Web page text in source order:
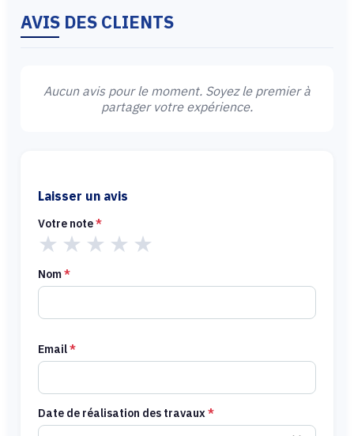
AVIS DES CLIENTS
Aucun avis pour le moment. Soyez le premier à
partager votre expérience.
Laisser un avis
Votre note*
★ ★ ★ ★ ★
Nom*
Email*
Date de réalisation des travaux *